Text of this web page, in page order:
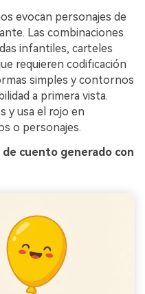
evocan personajes de
Las combinaciones
infantiles, carteles
requieren codificación
simples y contornos
a primera vista.
y usa el rojo en
o personajes.
cuento generado con